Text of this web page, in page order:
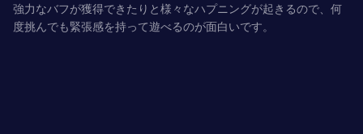
強力なバフが獲得できたりと様々なハプニングが起きるので、何
度挑んでも緊張感を持って遊べるのが面白いです。